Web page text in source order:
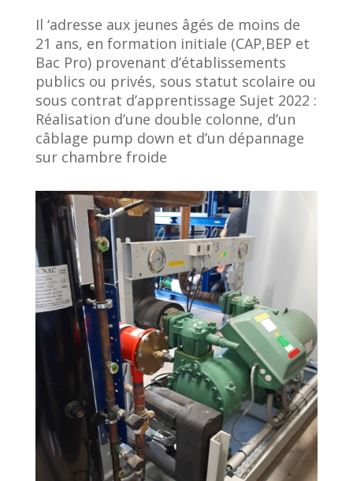
Il ‘adresse aux jeunes âgés de moins de
21 ans, en formation initiale (CAP,BEP et
Bac Pro) provenant d’établissements
publics ou privés, sous statut scolaire ou
sous contrat d’apprentissage Sujet 2022 :
Réalisation d’une double colonne, d’un
câblage pump down et d’un dépannage
sur chambre froide